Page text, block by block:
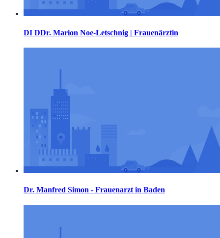
DI DDr. Marion Noe-Letschnig | Frauenärztin
Dr. Manfred Simon - Frauenarzt in Baden